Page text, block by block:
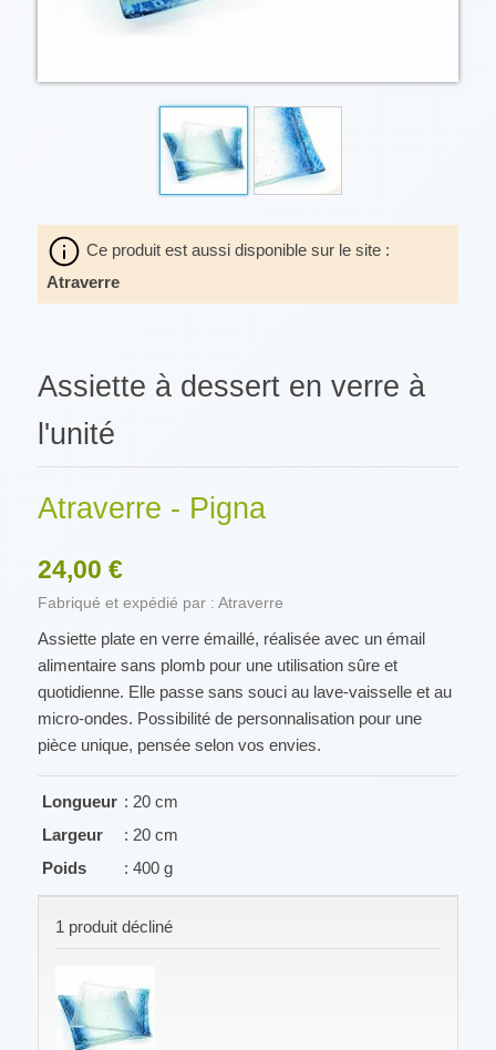
Ce produit est aussi disponible sur le site :
Atraverre
Assiette à dessert en verre à
l'unité
Atraverre - Pigna
24,00 €
Fabriqué et expédié par : Atraverre
Assiette plate en verre émaillé, réalisée avec un émail
alimentaire sans plomb pour une utilisation sûre et
quotidienne. Elle passe sans souci au lave-vaisselle et au
micro-ondes. Possibilité de personnalisation pour une
pièce unique, pensée selon vos envies.
Longueur : 20 cm
Largeur
: 20 cm
Poids
: 400 g
1 produit décliné